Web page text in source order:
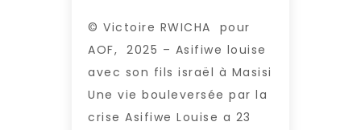
© Victoire RWICHA pour
AOF, 2025 – Asifiwe louise
avec son fils israël à Masisi
Une vie bouleversée par la
crise Asifiwe Louise a 23